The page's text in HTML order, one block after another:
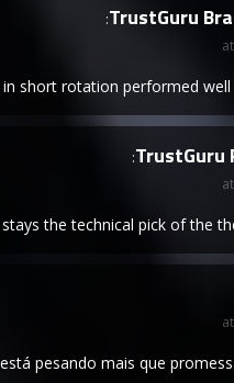
TrustGuru
short rotation performed well
TrustGuru
the technical pick of the
pesando mais que